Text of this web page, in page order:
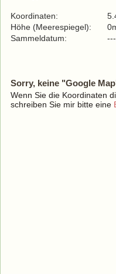
Koordinaten:
Höhe (Meerespiegel):
Sammeldatum:
---
Sorry, keine "Google
Wenn Sie die Koordinaten
schreiben Sie mir bitte eine